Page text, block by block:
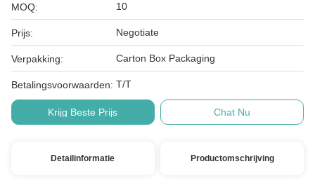
MOQ: 10
Prijs: Negotiate
Verpakking: Carton Box Packaging
Betalingsvoorwaarden: T/T
Krijg Beste Prijs Chat Nu
Detailinformatie Productomschrijving